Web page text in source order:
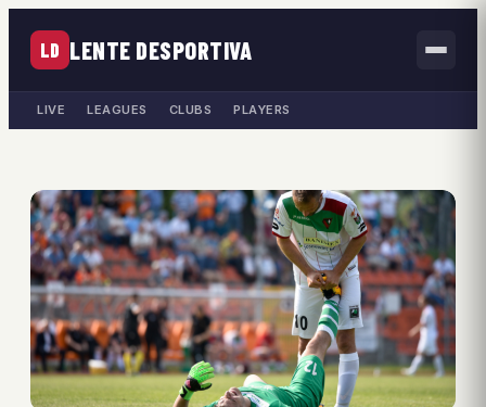
LD LENTE DESPORTIVA
LIVE LEAGUES CLUBS PLAYERS